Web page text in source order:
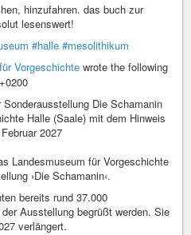
hinzufahren. das buch zur
lesenswert!
#halle #mesolithikum
Vorgeschichte wrote the following
Landesmuseum für Vorgeschichte
›Die Schamanin‹.
bereits rund 37.000
Ausstellung begrüßt werden. Sie
verlängert.